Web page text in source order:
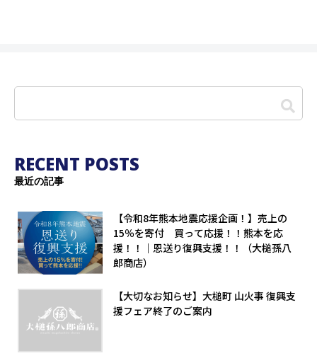
RECENT POSTS
最近の記事
【令和8年熊本地震応援企画！】売上の
15％を寄付 買って応援！！熊本を応
援！！｜恩送り復興支援！！（大槌孫八
郎商店）
【大切なお知らせ】大槌町 山火事 復興支
援フェア終了のご案内